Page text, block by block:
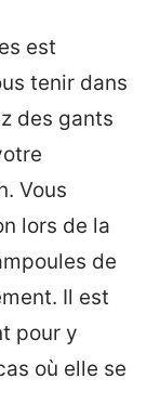
est
tenir dans
des gants
Vous
lors de la
de
Il est
pour y
où elle se